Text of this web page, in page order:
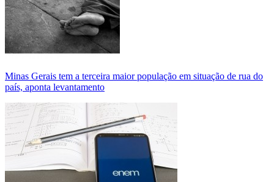
Minas Gerais tem a terceira maior população em situação de rua do
país, aponta levantamento